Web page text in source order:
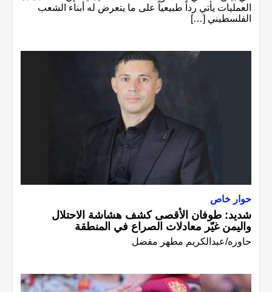
العمليات يأتي رداً طبيعياً على ما يتعرض له أبناء الشعب
الفلسطيني […]
حوار خاص
شديد: طوفان الأقصى كشف هشاشة الاحتلال
واليمن غيّر معادلات الصراع في المنطقة
حاوره/عبدالكريم مطهر مفضل